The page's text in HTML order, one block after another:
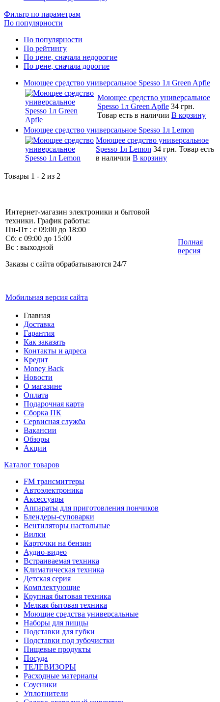
Фильтр по параметрам
По популярности
По популярности
По рейтингу
По цене, сначала недорогие
По цене, сначала дорогие
Моющее средство универсальное Spesso 1л Green Apfle
Моющее средство универсальное
Spesso 1л Green Apfle 34 грн.
Товар есть в наличии В корзину
Моющее средство универсальное Spesso 1л Lemon
Моющее средство универсальное
Spesso 1л Lemon 34 грн. Товар есть
в наличии В корзину
Товары 1 - 2 из 2
Интернет-магазин электроники и бытовой
техники. График работы:
Пн-Пт : с 09:00 до 18:00
Сб: с 09:00 до 15:00
Вс : выходной
Заказы с сайта обрабатываются 24/7
Мобильная версия сайта
Полная
версия
Главная
Доставка
Гарантия
Как заказать
Контакты и адреса
Кредит
Money Back
Новости
О магазине
Оплата
Подарочная карта
Сборка ПК
Сервисная служба
Вакансии
Обзоры
Акции
Каталог товаров
FM трансмиттеры
Автоэлектроника
Аксессуары
Аппараты для приготовления пончиков
Блендеры-суповарки
Вентиляторы настольные
Вилки
Карточки на бензин
Аудио-видео
Встраиваемая техника
Климатическая техника
Детская серия
Комплектующие
Крупная бытовая техника
Мелкая бытовая техника
Моющие средства универсальные
Наборы для пиццы
Подставки для губки
Подставки под зубочистки
Пищевые продукты
Посуда
ТЕЛЕВИЗОРЫ
Расходные материалы
Соусники
Уплотнители